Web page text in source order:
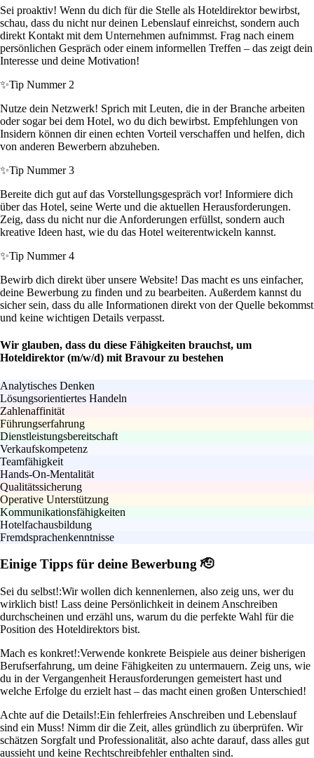
Sei proaktiv! Wenn du dich für die Stelle als Hoteldirektor bewirbst,
schau, dass du nicht nur deinen Lebenslauf einreichst, sondern auch
direkt Kontakt mit dem Unternehmen aufnimmst. Frag nach einem
persönlichen Gespräch oder einem informellen Treffen – das zeigt dein
Interesse und deine Motivation!
✨Tip Nummer 2
Nutze dein Netzwerk! Sprich mit Leuten, die in der Branche arbeiten
oder sogar bei dem Hotel, wo du dich bewirbst. Empfehlungen von
Insidern können dir einen echten Vorteil verschaffen und helfen, dich
von anderen Bewerbern abzuheben.
✨Tip Nummer 3
Bereite dich gut auf das Vorstellungsgespräch vor! Informiere dich
über das Hotel, seine Werte und die aktuellen Herausforderungen.
Zeig, dass du nicht nur die Anforderungen erfüllst, sondern auch
kreative Ideen hast, wie du das Hotel weiterentwickeln kannst.
✨Tip Nummer 4
Bewirb dich direkt über unsere Website! Das macht es uns einfacher,
deine Bewerbung zu finden und zu bearbeiten. Außerdem kannst du
sicher sein, dass du alle Informationen direkt von der Quelle bekommst
und keine wichtigen Details verpasst.
Wir glauben, dass du diese Fähigkeiten brauchst, um
Hoteldirektor (m/w/d) mit Bravour zu bestehen
Analytisches Denken
Lösungsorientiertes Handeln
Zahlenaffinität
Führungserfahrung
Dienstleistungsbereitschaft
Verkaufskompetenz
Teamfähigkeit
Hands-On-Mentalität
Qualitätssicherung
Operative Unterstützung
Kommunikationsfähigkeiten
Hotelfachausbildung
Fremdsprachenkenntnisse
Einige Tipps für deine Bewerbung 🫡
Sei du selbst!:Wir wollen dich kennenlernen, also zeig uns, wer du
wirklich bist! Lass deine Persönlichkeit in deinem Anschreiben
durchscheinen und erzähl uns, warum du die perfekte Wahl für die
Position des Hoteldirektors bist.
Mach es konkret!:Verwende konkrete Beispiele aus deiner bisherigen
Berufserfahrung, um deine Fähigkeiten zu untermauern. Zeig uns, wie
du in der Vergangenheit Herausforderungen gemeistert hast und
welche Erfolge du erzielt hast – das macht einen großen Unterschied!
Achte auf die Details!:Ein fehlerfreies Anschreiben und Lebenslauf
sind ein Muss! Nimm dir die Zeit, alles gründlich zu überprüfen. Wir
schätzen Sorgfalt und Professionalität, also achte darauf, dass alles gut
aussieht und keine Rechtschreibfehler enthalten sind.